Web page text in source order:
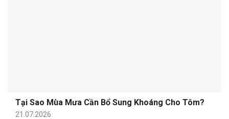
Tại Sao Mùa Mưa Cần Bổ Sung Khoáng Cho Tôm?
21.07.2026